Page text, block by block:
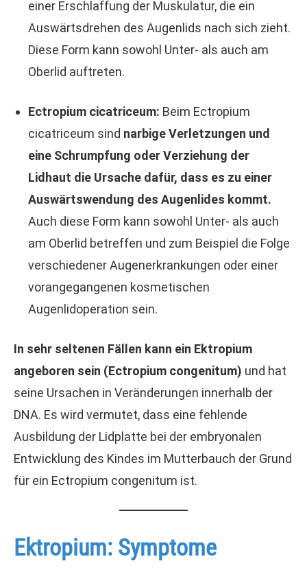
einer Erschlaffung der Muskulatur, die ein
Auswärtsdrehen des Augenlids nach sich zieht.
Diese Form kann sowohl Unter- als auch am
Oberlid auftreten.
Ectropium cicatriceum: Beim Ectropium
cicatriceum sind narbige Verletzungen und
eine Schrumpfung oder Verziehung der
Lidhaut die Ursache dafür, dass es zu einer
Auswärtswendung des Augenlides kommt.
Auch diese Form kann sowohl Unter- als auch
am Oberlid betreffen und zum Beispiel die Folge
verschiedener Augenerkrankungen oder einer
vorangegangenen kosmetischen
Augenlidoperation sein.
In sehr seltenen Fällen kann ein Ektropium
angeboren sein (Ectropium congenitum) und hat
seine Ursachen in Veränderungen innerhalb der
DNA. Es wird vermutet, dass eine fehlende
Ausbildung der Lidplatte bei der embryonalen
Entwicklung des Kindes im Mutterbauch der Grund
für ein Ectropium congenitum ist.
Ektropium: Symptome